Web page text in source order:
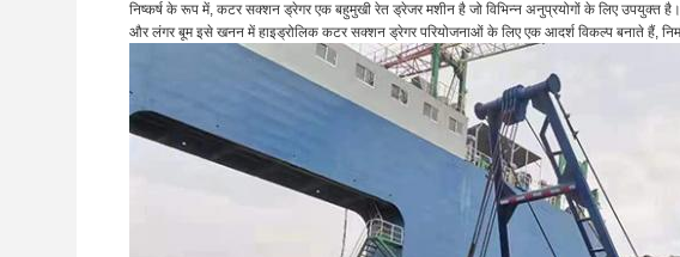
निष्कर्ष के रूप में, कटर सक्शन ड्रेगर एक बहुमुखी रेत ड्रेजर मशीन है जो विभिन्न अनुप्रयोगों के लिए
और लंगर बूम इसे खनन में हाइड्रोलिक कटर सक्शन ड्रेगर परियोजनाओं के लिए एक आदर्श विकल्प बनाते हैं,